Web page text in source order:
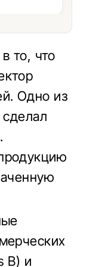
то, что
Одно из
B) и